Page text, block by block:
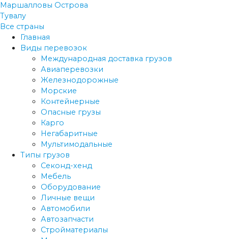
Маршалловы Острова
Тувалу
Все страны
Главная
Виды перевозок
Международная доставка грузов
Авиаперевозки
Железнодорожные
Морские
Контейнерные
Опасные грузы
Карго
Негабаритные
Мультимодальные
Типы грузов
Секонд-хенд
Мебель
Оборудование
Личные вещи
Автомобили
Автозапчасти
Стройматериалы